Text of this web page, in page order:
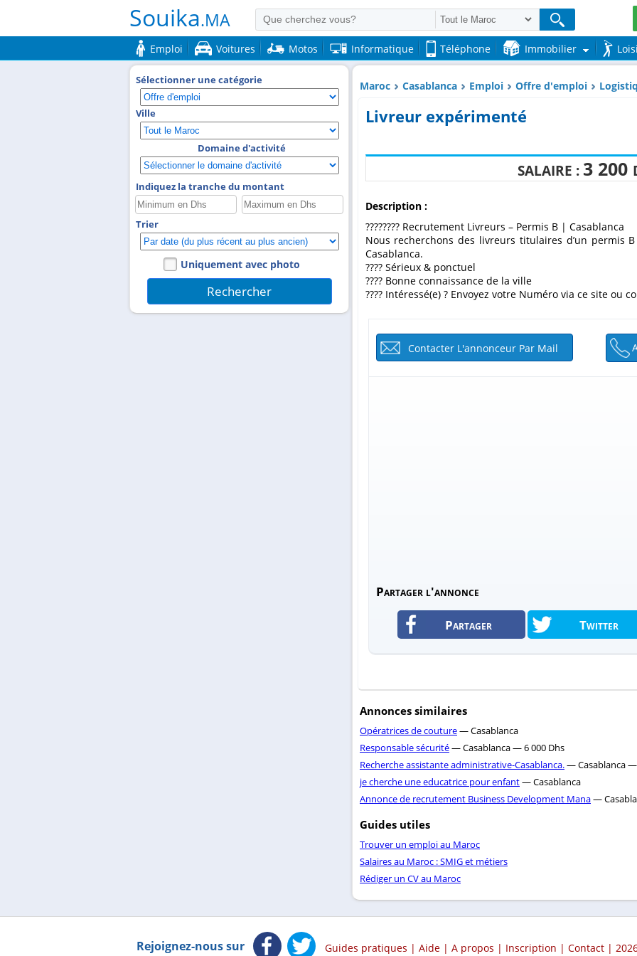
Souika.MA
Emploi Voitures Motos Informatique Téléphone Immobilier
Sélectionner une catégorie
Ville
Domaine d'activité
Indiquez la tranche du montant
Trier
Uniquement avec photo
Maroc Casablanca Emploi Offre d'emploi
Livreur expérimenté
SALAIRE : 3 200
Description :
???????? Recrutement Livreurs – Permis B | Casablanca
Nous recherchons des livreurs titulaires d’un permis
Casablanca.
???? Sérieux & ponctuel
???? Bonne connaissance de la ville
???? Intéressé(e) ? Envoyez votre Numéro via ce site ou
Contacter L'annonceur Par Mail
Partager l'annonce
Partager Twitter
Annonces similaires
Opératrices de couture— Casablanca
Responsable sécurité— Casablanca — 6 000 Dhs
Recherche assistante administrative-Casablanca.— Casablanca —
je cherche une educatrice pour enfant— Casablanca
Annonce de recrutement Business Development Mana—
Guides utiles
Trouver un emploi au Maroc
Salaires au Maroc : SMIG et métiers
Rédiger un CV au Maroc
Rejoignez-nous sur Guides pratiques | Aide | A propos | Inscription | Contact |